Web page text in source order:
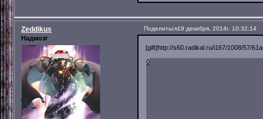
Поделиться19 декабря, 2014г. 10:32:14
Zeddikus
Надмозг
[gift]http://s60.radikal.ru/i167/1008/57/
0